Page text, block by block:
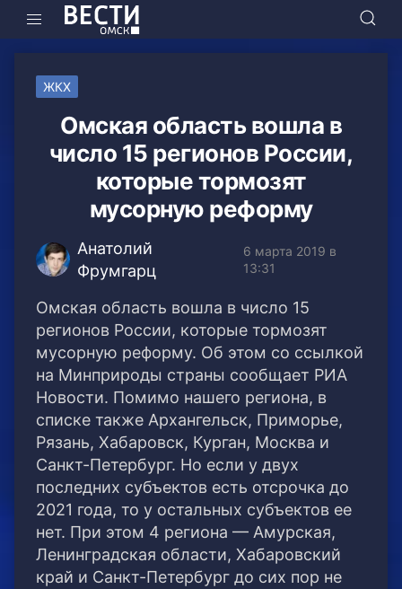
ЖКХ
Омская область вошла в
число 15 регионов России,
которые тормозят
мусорную реформу
Анатолий
Фрумгарц
6 марта 2019 в
13:31
Омская область вошла в число 15
регионов России, которые тормозят
мусорную реформу. Об этом со ссылкой
на Минприроды страны сообщает РИА
Новости. Помимо нашего региона, в
списке также Архангельск, Приморье,
Рязань, Хабаровск, Курган, Москва и
Санкт-Петербург. Но если у двух
последних субъектов есть отсрочка до
2021 года, то у остальных субъектов ее
нет. При этом 4 региона — Амурская,
Ленинградская области, Хабаровский
край и Санкт-Петербург до сих пор не